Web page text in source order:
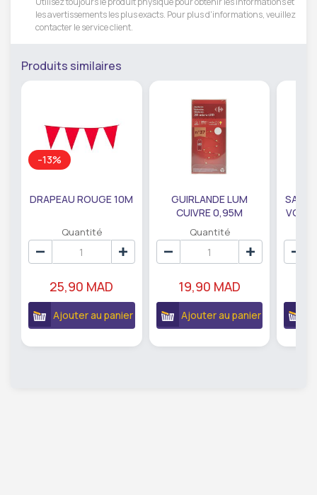
les avertissements les plus exacts. Pour plus d'informations, veuillez
contacter le service client.
Produits similaires
-13%
DRAPEAU ROUGE 10M
Quantité
25,90 MAD
Ajouter au panier
GUIRLANDE LUM
CUIVRE 0,95M
DE79207
Quantité
19,90 MAD
Ajouter au panier